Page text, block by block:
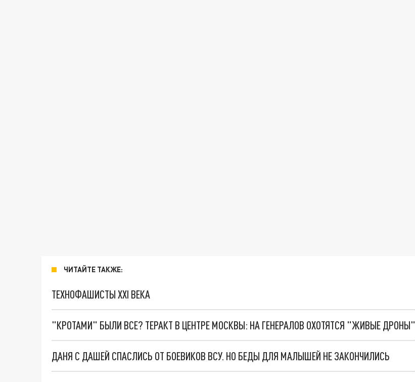
ЧИТАЙТЕ ТАКЖЕ:
ТЕХНОФАШИСТЫ XXI ВЕКА
"КРОТАМИ" БЫЛИ ВСЕ? ТЕРАКТ В ЦЕНТРЕ МОСКВЫ: НА ГЕНЕРАЛОВ ОХОТЯТСЯ "ЖИВЫЕ ДРОНЫ"
ДАНЯ С ДАШЕЙ СПАСЛИСЬ ОТ БОЕВИКОВ ВСУ. НО БЕДЫ ДЛЯ МАЛЫШЕЙ НЕ ЗАКОНЧИЛИСЬ